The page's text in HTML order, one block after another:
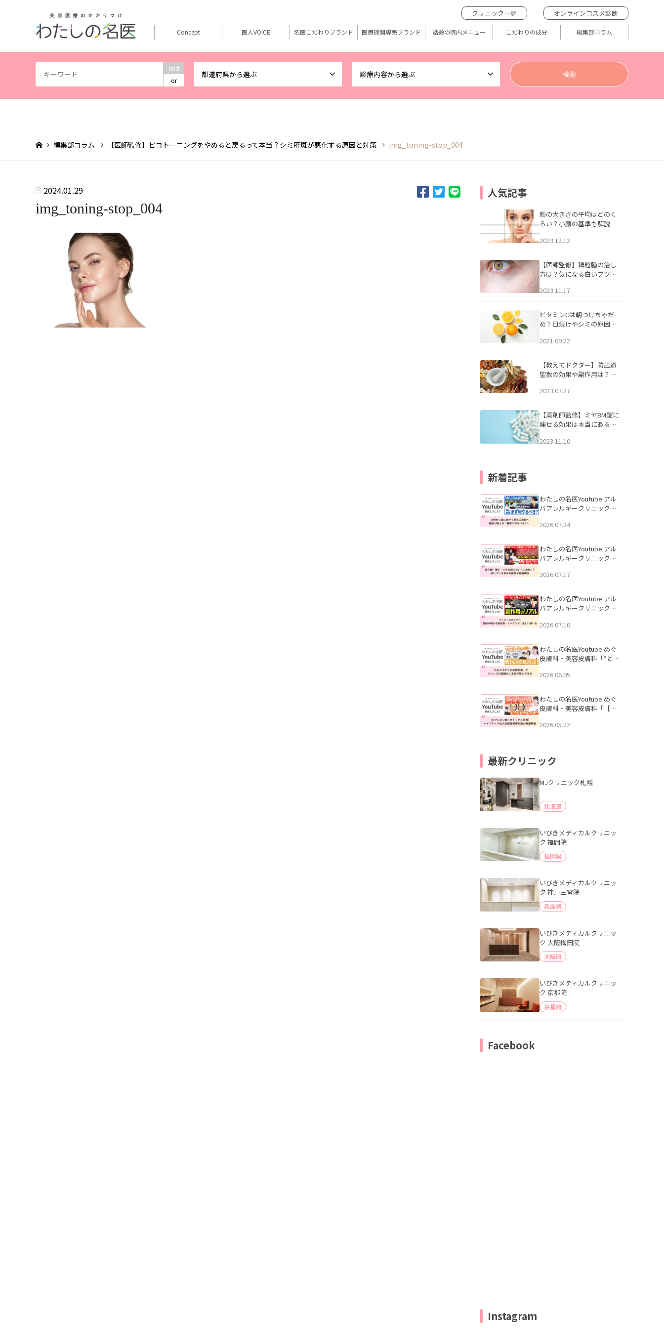
and
or
都道府県から選ぶ 診療内容から選ぶ
クリニック一覧 オンラインコスメ診断
Concept 医人VOICE 名医こだわりブランド 医療機関専売ブランド 話題の院内メニュー こだわりの成分 編集部コラム
編集部コラム 【医師監修】ピコトーニングをやめると戻るって本当？シミ肝斑が悪化する原因と対策 img_toning-stop_004
2024.01.29
img_toning-stop_004
人気記事
顔の大きさの平均はどのく
らい？小顔の基準も解説
2023.12.12
【医師監修】稗粒腫の治し
方は？気になる白いブツブ
アについて
2023.11.17
ビタミンCは朝つけちゃだ
め？日焼けやシミの原因に
2021.09.22
【教えてドクター】防風通
聖散の効果や副作用は？長
2023.07.27
【薬剤師監修】ミヤBM錠に
痩せる効果は本当にある
2023.11.10
新着記事
わたしの名医Youtube アル
バアレルギークリニック札
える男性へ｜医師が教える
公開いたしました。
2026.07.24
わたしの名医Youtube アル
バアレルギークリニック札
跡にVビームは効く？向いて
説」を公開いたしました。
2026.07.17
わたしの名医Youtube アル
バアレルギークリニック札
医師が明かす副作用・リバ
公開いたしました。
2026.07.10
わたしの名医Youtube めぐ
皮膚科・美容皮膚科「”とお
ッズの肌悩みに本気で答え
た。
2026.06.05
わたしの名医Youtube めぐ
皮膚科・美容皮膚科「【ヒ
用】ハイブリッド注入を美
2026.05.22
最新クリニック
MJクリニック札幌
北海道
いびきメディカルクリニッ
ク 福岡院
福岡県
いびきメディカルクリニッ
ク 神戸三宮院
兵庫県
いびきメディカルクリニッ
ク 大阪梅田院
大阪府
いびきメディカルクリニッ
ク 京都院
京都府
Facebook
Instagram